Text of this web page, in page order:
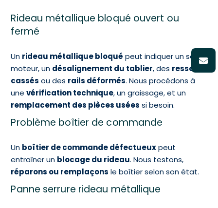
Rideau métallique bloqué ouvert ou
fermé
Un rideau métallique bloqué peut indiquer un souci
moteur, un désalignement du tablier, des ressorts
cassés ou des rails déformés. Nous procédons à
unevérification technique, un graissage, et un
remplacement des pièces usées si besoin.
Problème boîtier de commande
Un boîtier de commande défectueuxpeut
entraîner un blocage du rideau. Nous testons,
réparons ou remplaçons le boîtier selon son état.
Panne serrure rideau métallique